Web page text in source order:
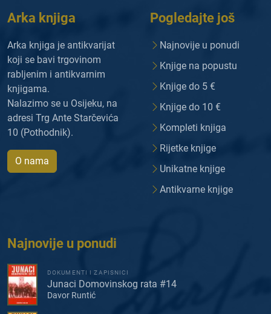
Arka knjiga
Arka knjiga je antikvarijat
koji se bavi trgovinom
rabljenim i antikvarnim
knjigama.
Nalazimo se u Osijeku, na
adresi Trg Ante Starčevića
10 (Pothodnik).
O nama
Pogledajte još
Najnovije u ponudi
Knjige na popustu
Knjige do 5 €
Knjige do 10 €
Kompleti knjiga
Rijetke knjige
Unikatne knjige
Antikvarne knjige
Najnovije u ponudi
DOKUMENTI I ZAPISNICI
Junaci Domovinskog rata #14
Davor Runtić